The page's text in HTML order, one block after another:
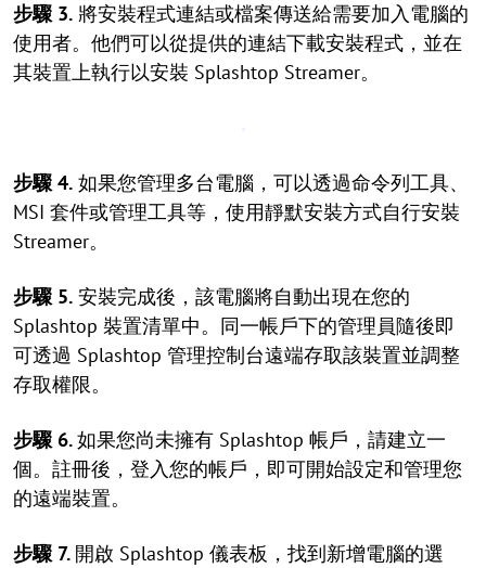
步驟 3. 將安裝程式連結或檔案傳送給需要加入電腦的
使用者。他們可以從提供的連結下載安裝程式，並在
其裝置上執行以安裝 Splashtop Streamer。
步驟 4. 如果您管理多台電腦，可以透過命令列工具、
MSI 套件或管理工具等，使用靜默安裝方式自行安裝
Streamer。
步驟 5. 安裝完成後，該電腦將自動出現在您的
Splashtop 裝置清單中。同一帳戶下的管理員隨後即
可透過 Splashtop 管理控制台遠端存取該裝置並調整
存取權限。
步驟 6.如果您尚未擁有 Splashtop 帳戶，請建立一
個。註冊後，登入您的帳戶，即可開始設定和管理您
的遠端裝置。
步驟 7. 開啟 Splashtop 儀表板，找到新增電腦的選